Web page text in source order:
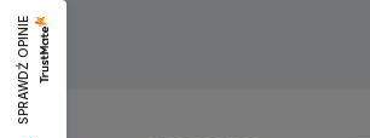
SPRAWDŹ OPINIE